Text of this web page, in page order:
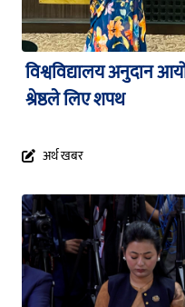
विश्वविद्यालय अनुदान
श्रेष्ठले लिए शपथ
अर्थ खबर